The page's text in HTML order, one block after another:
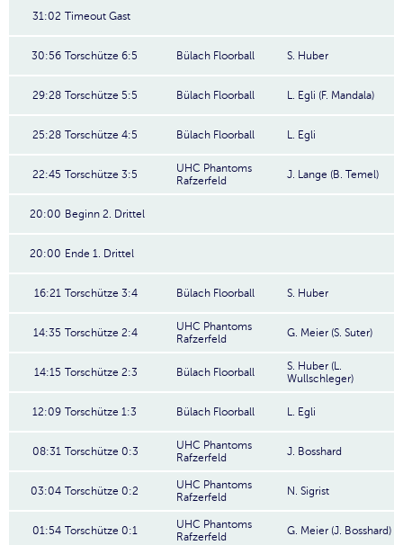
31:02 Timeout Gast
30:56 Torschütze 6:5 Bülach Floorball S. Huber
29:28 Torschütze 5:5 Bülach Floorball L. Egli (F. Mandala)
25:28 Torschütze 4:5 Bülach Floorball L. Egli
22:45 Torschütze 3:5
UHC Phantoms
Rafzerfeld
J. Lange (B. Temel)
20:00 Beginn 2. Drittel
20:00 Ende 1. Drittel
16:21 Torschütze 3:4 Bülach Floorball S. Huber
14:35 Torschütze 2:4
UHC Phantoms
Rafzerfeld
G. Meier (S. Suter)
14:15 Torschütze 2:3 Bülach Floorball
S. Huber (L.
Wullschleger)
12:09 Torschütze 1:3 Bülach Floorball L. Egli
08:31 Torschütze 0:3
UHC Phantoms
Rafzerfeld
J. Bosshard
03:04 Torschütze 0:2
UHC Phantoms
Rafzerfeld
N. Sigrist
01:54 Torschütze 0:1
UHC Phantoms
Rafzerfeld
G. Meier (J. Bosshard)